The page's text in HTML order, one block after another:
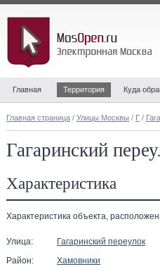
Главная Территория Куда
Главная страница / Улицы Москвы / Г /
Гагаринский
Характеристика
Характеристика объекта,
Улица:
Гагаринский переулок
Район:
Хамовники